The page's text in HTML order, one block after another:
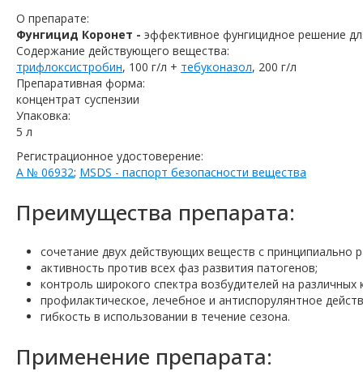
О препарате:
Фунгицид Коронет - эффективное фунгицидное решение
Содержание действующего вещества:
трифлоксистробин, 100 г/л + тебуконазол, 200 г/л
Препаративная форма:
концентрат суспензии
Упаковка:
5 л
Регистрационное удостоверение:
А № 06932; MSDS - паспорт безопасности вещества
Преимущества препарата:
cочетание двух действующих веществ с принципиально
активность против всех фаз развития патогенов;
контроль широкого спектра возбудителей на различных
профилактическое, лечебное и антиспорулянтное
гибкость в использовании в течение сезона.
Применение препарата: